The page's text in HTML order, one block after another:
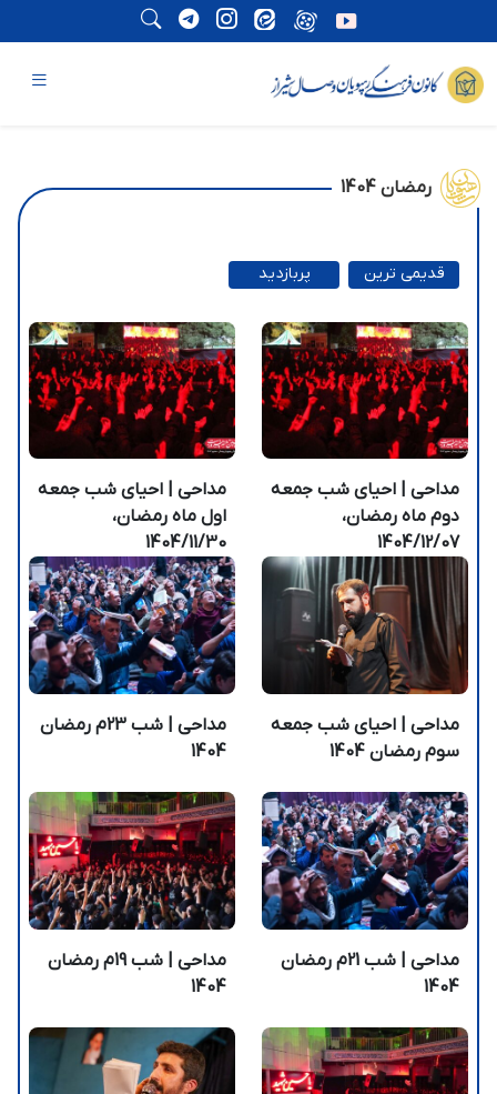
رمضان 1404
پربازدید
قدیمی ترین
مداحی | احیای شب جمعه
دوم ماه رمضان،
1404/12/07
مداحی | احیای شب جمعه
اول ماه رمضان،
1404/11/30
مداحی | احیای شب جمعه
سوم رمضان 1404
مداحی | شب 23م رمضان
1404
مداحی | شب 21م رمضان
1404
مداحی | شب 19م رمضان
1404